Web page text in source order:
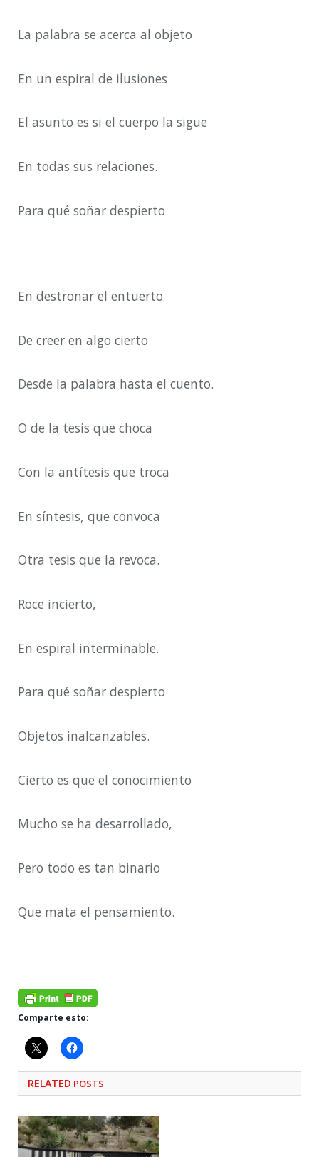
La palabra se acerca al objeto
En un espiral de ilusiones
El asunto es si el cuerpo la sigue
En todas sus relaciones.
Para qué soñar despierto
En destronar el entuerto
De creer en algo cierto
Desde la palabra hasta el cuento.
O de la tesis que choca
Con la antítesis que troca
En síntesis, que convoca
Otra tesis que la revoca.
Roce incierto,
En espiral interminable.
Para qué soñar despierto
Objetos inalcanzables.
Cierto es que el conocimiento
Mucho se ha desarrollado,
Pero todo es tan binario
Que mata el pensamiento.
Comparte esto:
RELATED POSTS